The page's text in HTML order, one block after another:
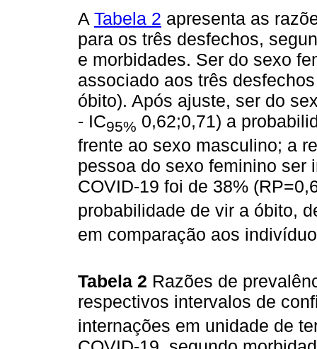
A Tabela 2 apresenta as
para os três desfechos,
e morbidades. Ser do sexo
associado aos três
óbito). Após ajuste, ser do
- IC95% 0,62;0,71) a
frente ao sexo masculino; a
pessoa do sexo feminino ser
COVID-19 foi de 38%
probabilidade de vir a óbito,
em comparação aos
Tabela 2 Razões de
respectivos intervalos de
internações em unidade de